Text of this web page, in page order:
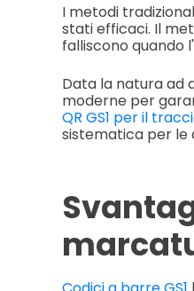
I metodi
stati efficaci. Il
falliscono quando
Data la natura ad
moderne per
QR GS1 per il
sistematica per le